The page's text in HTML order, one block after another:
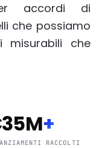
accordi di
che possiamo
misurabili che
+
RACCOLTI